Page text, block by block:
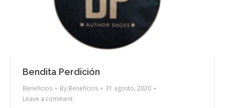
Bendita Perdición
Beneficios By Beneficios
31 agosto, 2020
Leave a comment